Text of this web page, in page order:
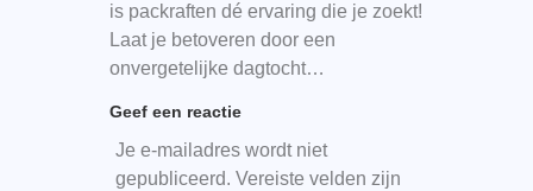
is packraften dé ervaring die je zoekt!
Laat je betoveren door een
onvergetelijke dagtocht…
Geef een reactie
Je e-mailadres wordt niet
gepubliceerd. Vereiste velden zijn